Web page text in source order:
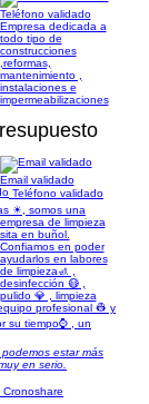
Teléfono validado
Empresa dedicada a
todo tipo de
construcciones
,reformas,
mantenimiento ,
instalaciones e
impermeabilizaciones
Email validado
Teléfono validado
☀, somos una
empresa de limpieza
sita en buñol.
Confiamos en poder
ayudarlos en labores
de limpieza🚮 ,
desinfección 😷 ,
pulido 💎 , limpieza
profesional 👷 y
su tiempo⌚ , un
estar más
en serio.